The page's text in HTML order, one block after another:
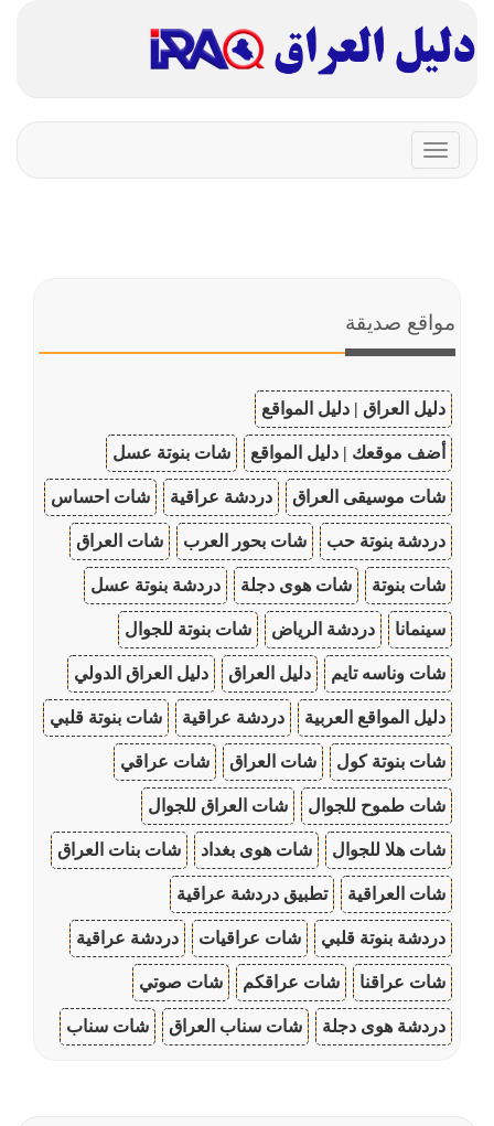
Toggle
navigation
مواقع صديقة
دليل العراق | دليل المواقع
أضف موقعك | دليل المواقع شات بنوتة عسل
شات موسيقى العراق دردشة عراقية شات احساس
دردشة بنوتة حب شات بحور العرب شات العراق
شات بنوتة شات هوى دجلة دردشة بنوتة عسل
سينمانا دردشة الرياض شات بنوتة للجوال
شات وناسه تايم دليل العراق دليل العراق الدولي
دليل المواقع العربية دردشة عراقية شات بنوتة قلبي
شات بنوتة كول شات العراق شات عراقي
شات طموح للجوال شات العراق للجوال
شات هلا للجوال شات هوى بغداد شات بنات العراق
شات العراقية تطبيق دردشة عراقية
دردشة بنوتة قلبي شات عراقيات دردشة عراقية
شات عراقنا شات عراقكم شات صوتي
دردشة هوى دجلة شات سناب العراق شات سناب